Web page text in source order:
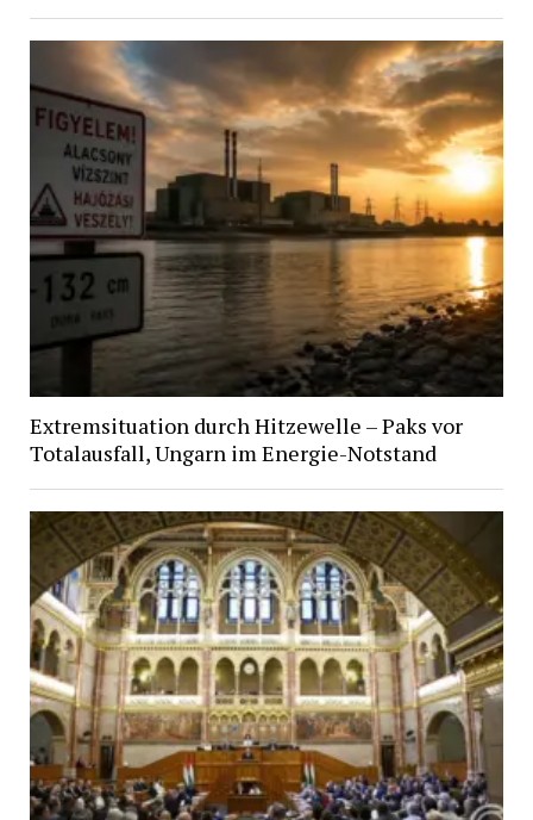
Extremsituation durch Hitzewelle – Paks vor
Totalausfall, Ungarn im Energie-Notstand